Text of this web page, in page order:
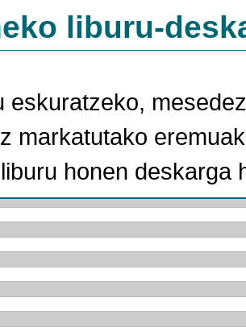
liburu-
eskuratzeko,
markatutako
honen deskarga